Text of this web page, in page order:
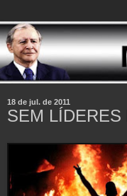
18 de jul. de 2011
SEM